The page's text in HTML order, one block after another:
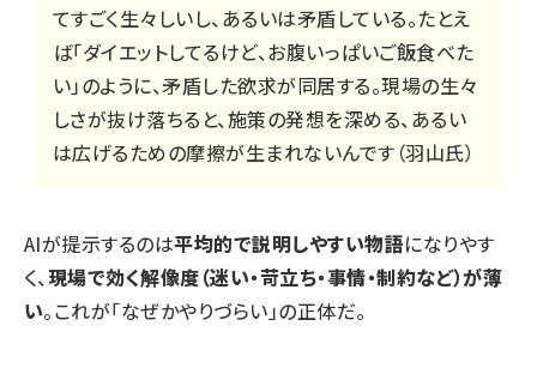
てすごく生々しいし、あるいは矛盾している。たとえ
ば「ダイエットしてるけど、お腹いっぱいご飯食べた
い」のように、矛盾した欲求が同居する。現場の生々
しさが抜け落ちると、施策の発想を深める、あるい
は広げるための摩擦が生まれないんです（羽山氏）
AIが提示するのは平均的で説明しやすい物語になりやす
く、現場で効く解像度（迷い・苛立ち・事情・制約など）が薄
い。これが「なぜかやりづらい」の正体だ。